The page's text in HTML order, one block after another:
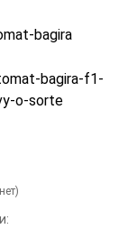
bagira
bagira-f1-
o-sorte